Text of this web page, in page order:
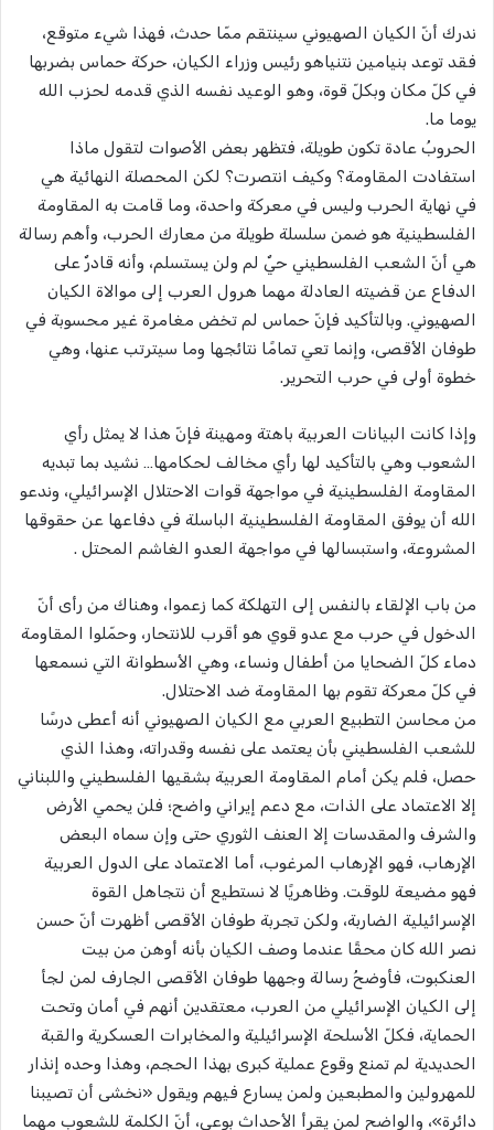
ندرك أنّ الكيان الصهيوني سينتقم ممّا حدث، فهذا شيء متوقع،
فقد توعد بنيامين نتنياهو رئيس وزراء الكيان، حركة حماس بضربها
في كلّ مكان وبكلّ قوة، وهو الوعيد نفسه الذي قدمه لحزب الله
يوما ما.
الحروبُ عادة تكون طويلة، فتظهر بعض الأصوات لتقول ماذا
استفادت المقاومة؟ وكيف انتصرت؟ لكن المحصلة النهائية هي
في نهاية الحرب وليس في معركة واحدة، وما قامت به المقاومة
الفلسطينية هو ضمن سلسلة طويلة من معارك الحرب، وأهم رسالة
هي أنّ الشعب الفلسطيني حيٌ لم ولن يستسلم، وأنه قادرٌ على
الدفاع عن قضيته العادلة مهما هرول العرب إلى موالاة الكيان
الصهيوني. وبالتأكيد فإنّ حماس لم تخض مغامرة غير محسوبة في
طوفان الأقصى، وإنما تعي تمامًا نتائجها وما سيترتب عنها، وهي
خطوة أولى في حرب التحرير.
وإذا كانت البيانات العربية باهتة ومهينة فإنّ هذا لا يمثل رأي
الشعوب وهي بالتأكيد لها رأي مخالف لحكامها… نشيد بما تبديه
المقاومة الفلسطينية في مواجهة قوات الاحتلال الإسرائيلي، وندعو
الله أن يوفق المقاومة الفلسطينية الباسلة في دفاعها عن حقوقها
المشروعة، واستبسالها في مواجهة العدو الغاشم المحتل .
من باب الإلقاء بالنفس إلى التهلكة كما زعموا، وهناك من رأى أنّ
الدخول في حرب مع عدو قوي هو أقرب للانتحار، وحمّلوا المقاومة
دماء كلّ الضحايا من أطفال ونساء، وهي الأسطوانة التي نسمعها
في كلّ معركة تقوم بها المقاومة ضد الاحتلال.
من محاسن التطبيع العربي مع الكيان الصهيوني أنه أعطى درسًا
للشعب الفلسطيني بأن يعتمد على نفسه وقدراته، وهذا الذي
حصل، فلم يكن أمام المقاومة العربية بشقيها الفلسطيني واللبناني
إلا الاعتماد على الذات، مع دعم إيراني واضح؛ فلن يحمي الأرض
والشرف والمقدسات إلا العنف الثوري حتى وإن سماه البعض
الإرهاب، فهو الإرهاب المرغوب، أما الاعتماد على الدول العربية
فهو مضيعة للوقت. وظاهريًا لا نستطيع أن نتجاهل القوة
الإسرائيلية الضاربة، ولكن تجربة طوفان الأقصى أظهرت أنّ حسن
نصر الله كان محقًا عندما وصف الكيان بأنه أوهن من بيت
العنكبوت، فأوضحُ رسالة وجهها طوفان الأقصى الجارف لمن لجأ
إلى الكيان الإسرائيلي من العرب، معتقدين أنهم في أمان وتحت
الحماية، فكلّ الأسلحة الإسرائيلية والمخابرات العسكرية والقبة
الحديدية لم تمنع وقوع عملية كبرى بهذا الحجم، وهذا وحده إنذار
للمهرولين والمطبعين ولمن يسارع فيهم ويقول «نخشى أن تصيبنا
دائرة»، والواضح لمن يقرأ الأحداث بوعي، أنّ الكلمة للشعوب مهما